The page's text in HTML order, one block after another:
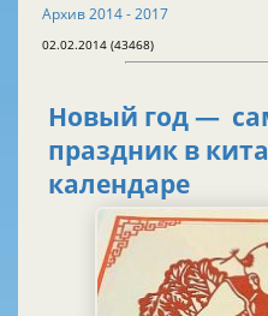
Архив 2014 - 2017
02.02.2014 (43468)
Новый год —
праздник в
календаре